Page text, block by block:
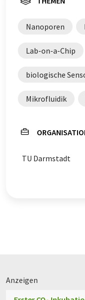
Nanoporen
Lab-on-a-Chip
biologische
Mikrofluidik
TU Darmstadt
Anzeigen